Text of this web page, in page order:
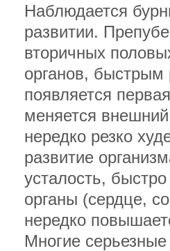
Наблюдается
развитии.
вторичных
органов,
появляется
меняется
нередко резко
развитие
усталость,
органы (сердце,
нередко
Многие